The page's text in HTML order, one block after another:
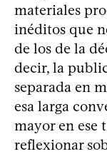
materiales
inéditos que
de los de la
decir, la
separada en
esa larga
mayor en ese
reflexionar